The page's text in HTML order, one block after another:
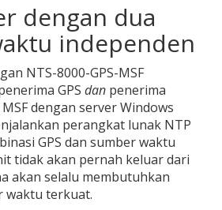
dengan dua
independen
NTS-8000-GPS-MSF
GPS dan penerima
dengan server Windows
perangkat lunak NTP
GPS dan sumber waktu
tidak akan pernah keluar dari
akan selalu membutuhkan
waktu terkuat.